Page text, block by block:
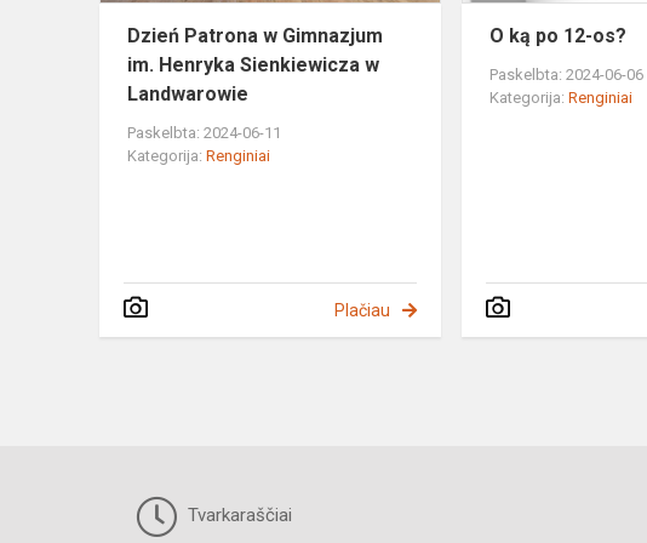
Landwa...
Dzień Patrona w Gimnazjum
im. Henryka Sienkiewicza w
Landwarowie
Paskelbta: 2024-06-11
Kategorija: Renginiai
Plačiau
O ką po 12-os?
Paskelbta: 2024-06-06
Kategorija:Renginiai
Tvarkaraščiai